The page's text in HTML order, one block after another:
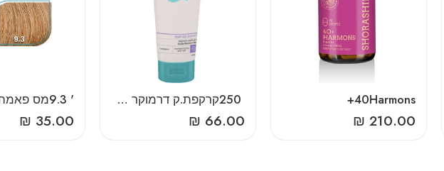
40Harmons+
210.00
₪
‎250‎ ‎קרקפת‎.‎ק‎ ‎דרמוקר‎ ‎סבוקלם
66.00
₪
‎9‎.‎3‎ ‎'‎מס‎ ‎פאמה
35.00
₪